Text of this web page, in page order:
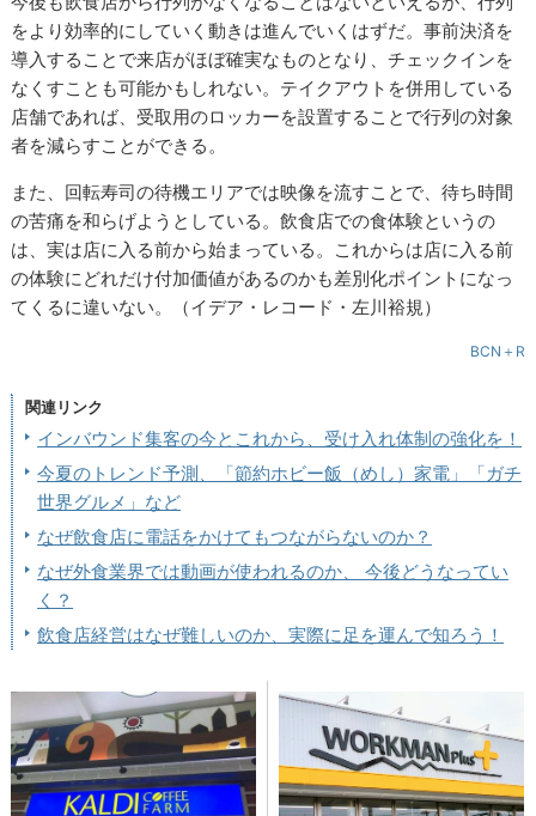
をより効率的にしていく動きは進んでいくはずだ。事前決済を
導入することで来店がほぼ確実なものとなり、チェックインを
なくすことも可能かもしれない。テイクアウトを併用している
店舗であれば、受取用のロッカーを設置することで行列の対象
者を減らすことができる。
また、回転寿司の待機エリアでは映像を流すことで、待ち時間
の苦痛を和らげようとしている。飲食店での食体験というの
は、実は店に入る前から始まっている。これからは店に入る前
の体験にどれだけ付加価値があるのかも差別化ポイントになっ
てくるに違いない。（イデア・レコード・左川裕規）
BCN＋R
関連リンク
インバウンド集客の今とこれから、受け入れ体制の強化を！
今夏のトレンド予測、「節約ホビー飯（めし）家電」「ガチ
世界グルメ」など
なぜ飲食店に電話をかけてもつながらないのか？
なぜ外食業界では動画が使われるのか、 今後どうなってい
く？
飲食店経営はなぜ難しいのか、実際に足を運んで知ろう！